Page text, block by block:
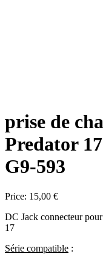
prise de
Predator
G9-593
Price: 15,00 €
DC Jack connecteur
17
Série compatible :